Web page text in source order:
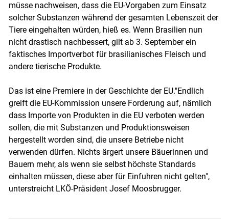
müsse nachweisen, dass die EU-Vorgaben zum Einsatz
solcher Substanzen während der gesamten Lebenszeit der
Tiere eingehalten würden, hieß es. Wenn Brasilien nun
nicht drastisch nachbessert, gilt ab 3. September ein
faktisches Importverbot für brasilianisches Fleisch und
andere tierische Produkte.
Das ist eine Premiere in der Geschichte der EU."Endlich
greift die EU-Kommission unsere Forderung auf, nämlich
dass Importe von Produkten in die EU verboten werden
sollen, die mit Substanzen und Produktionsweisen
hergestellt worden sind, die unsere Betriebe nicht
verwenden dürfen. Nichts ärgert unsere Bäuerinnen und
Bauern mehr, als wenn sie selbst höchste Standards
einhalten müssen, diese aber für Einfuhren nicht gelten",
unterstreicht LKÖ-Präsident Josef Moosbrugger.